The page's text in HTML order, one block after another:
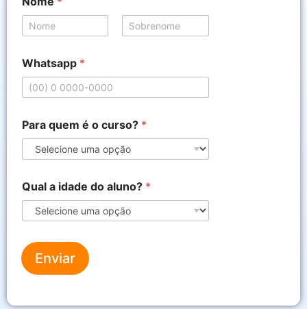
Whatsapp *
a
r
l
u
n
o
*
Para quem é o curso? *
Qual a idade do aluno? *
Enviar